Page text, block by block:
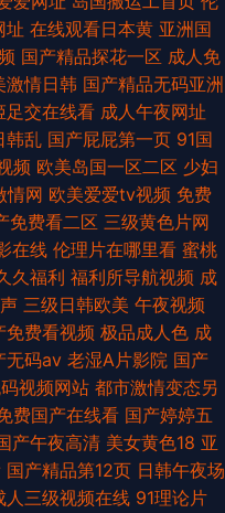
址 在线观看日本黄 亚洲国
国产精品探花一区 成人免
激情日韩 国产精品无码亚洲
足交在线看 成人午夜网址
韩乱 国产屁屁第一页 91国
频 欧美岛国一区二区 少妇
情网 欧美爱爱tv视频 免费
免费看二区 三级黄色片网
在线 伦理片在哪里看 蜜桃
久福利 福利所导航视频 成
三级日韩欧美 午夜视频
免费看视频 极品成人色 成
无码av 老湿A片影院 国产
视频网站 都市激情变态另
费国产在线看 国产婷婷五
产午夜高清 美女黄色18 亚
国产精品第12页 日韩午夜场
人三级视频在线 91理论片